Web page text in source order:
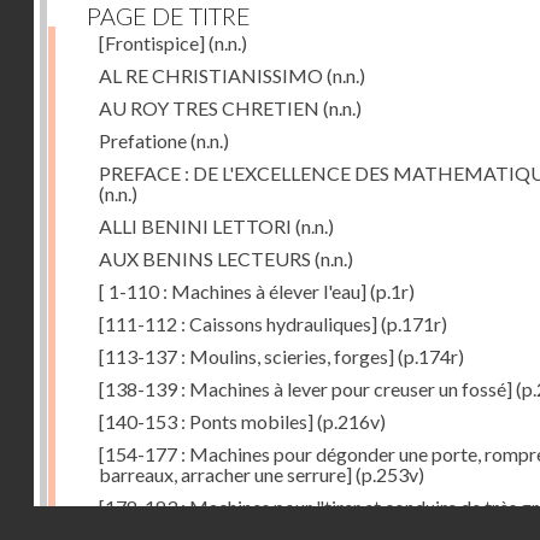
PAGE DE TITRE
[Frontispice](n.n.)
AL RE CHRISTIANISSIMO (n.n.)
AU ROY TRES CHRETIEN (n.n.)
Prefatione(n.n.)
PREFACE : DE L'EXCELLENCE DES
(n.n.)
ALLI BENINI LETTORI (n.n.)
AUX BENINS LECTEURS (n.n.)
[ 1-110 : Machines à élever l'eau](p.1r)
[111-112 : Caissons hydrauliques](p.171r)
[113-137 : Moulins, scieries, forges](p.174r)
[138-139 : Machines à lever pour creuser un fossé]
[140-153 : Ponts mobiles](p.216v)
[154-177 : Machines pour dégonder une porte,
barreaux, arracher une serrure](p.253v)
[178-183 : Machines pour "tirer et conduire de très